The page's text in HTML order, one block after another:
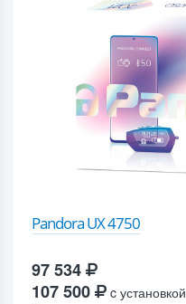
Pandora UX 4750
97 534
107 500
c установкой